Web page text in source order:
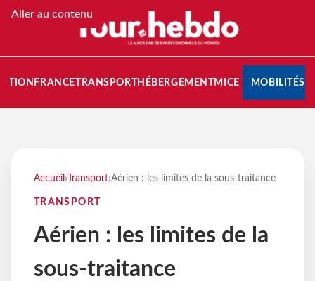
Aller au contenu
FRANCETRANSPORT HÉBERGEMENTMICE MOBILITÉS
Accueil › Transport›Aérien : les limites de la sous-traitance
TRANSPORT
Aérien : les limites de la
sous-traitance